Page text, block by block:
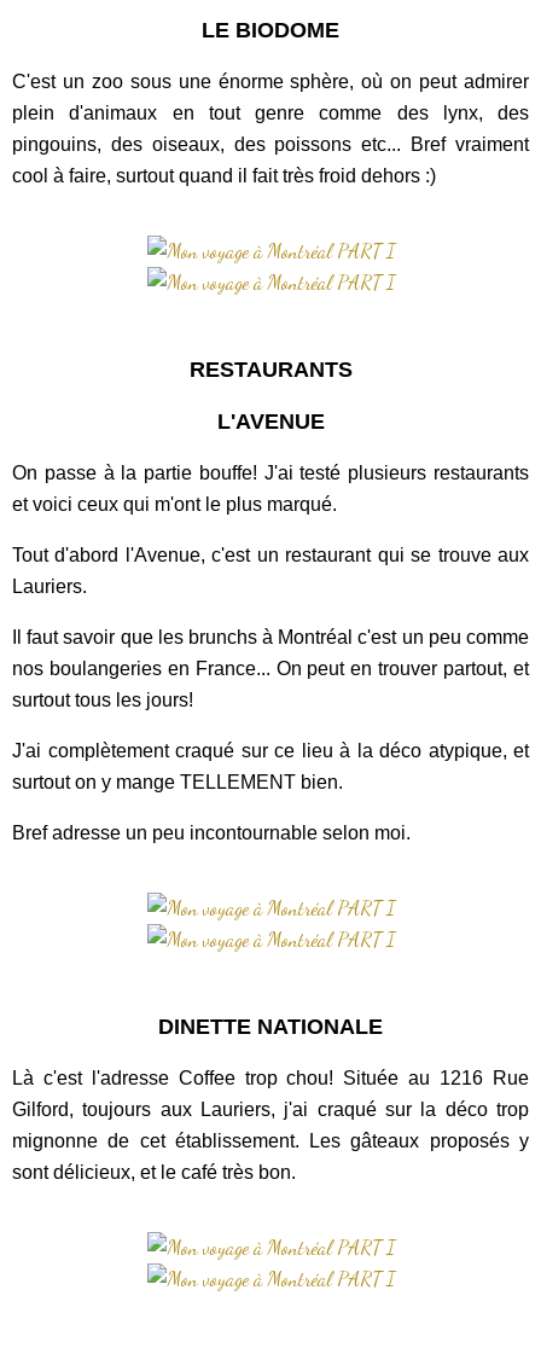
LE BIODOME
C'est un zoo sous une énorme sphère, où on peut admirer
plein d'animaux en tout genre comme des lynx, des
pingouins, des oiseaux, des poissons etc... Bref vraiment
cool à faire, surtout quand il fait très froid dehors :)
RESTAURANTS
L'AVENUE
On passe à la partie bouffe! J'ai testé plusieurs restaurants
et voici ceux qui m'ont le plus marqué.
Tout d'abord l'Avenue, c'est un restaurant qui se trouve aux
Lauriers.
Il faut savoir que les brunchs à Montréal c'est un peu comme
nos boulangeries en France... On peut en trouver partout, et
surtout tous les jours!
J'ai complètement craqué sur ce lieu à la déco atypique, et
surtout on y mange TELLEMENT bien.
Bref adresse un peu incontournable selon moi.
DINETTE NATIONALE
Là c'est l'adresse Coffee trop chou! Située au 1216 Rue
Gilford, toujours aux Lauriers, j'ai craqué sur la déco trop
mignonne de cet établissement. Les gâteaux proposés y
sont délicieux, et le café très bon.